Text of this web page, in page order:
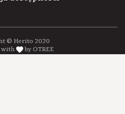
© Herito 2020
with
by OTREE